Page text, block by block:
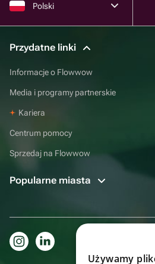
Polski
Przydatne linki
Informacje o Flowwow
Media i programy partnerskie
Kariera
Centrum pomocy
Sprzedaj na Flowwow
Popularne miasta
Używamy